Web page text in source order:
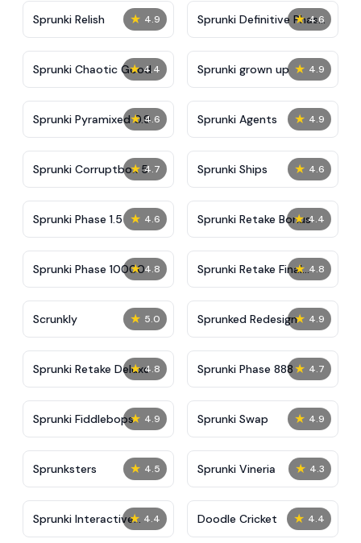
★ 4.9
Sprunki Relish ★ 4.6
Sprunki Definitive Phase
7
★ 4.4
Sprunki Chaotic Good ★ 4.9
Sprunki grown up
★ 4.6
Sprunki Pyramixed 0.9 ★ 4.9
Sprunki Agents
★ 4.7
Sprunki Corruptbox 5 ★ 4.6
Sprunki Ships
★ 4.6
Sprunki Phase 1.5 ★ 4.4
Sprunki Retake Bonus
★ 4.8
Sprunki Phase 10000 ★ 4.8
Sprunki Retake Final
Update
★ 5.0
Scrunkly ★ 4.9
Sprunked Redesign
★ 4.8
Sprunki Retake Deluxe ★ 4.7
Sprunki Phase 888
★ 4.9
Sprunki Fiddlebops ★ 4.9
Sprunki Swap
★ 4.5
Sprunksters ★ 4.3
Sprunki Vineria
★ 4.4
Sprunki Interactive
Tunner
★ 4.4
Doodle Cricket